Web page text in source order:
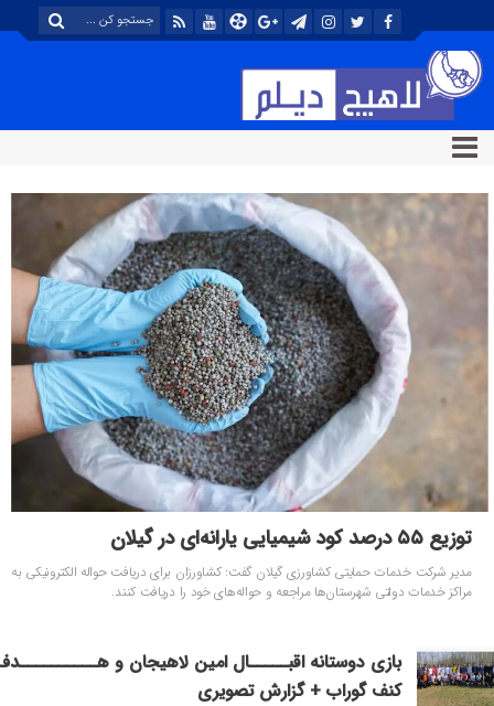
توزیع ۵۵ درصد کود شیمیایی یارانه‌ای در گیلان
مدیر شرکت خدمات حمایتی کشاورزی گیلان گفت: کشاورزان برای دریافت حواله الکترونیکی به
مراکز خدمات دولتی شهرستان‌ها مراجعه و حواله‌های خود را دریافت کنند.
بازی دوستانه اقبـــــال امین لاهیجان و
کنف گوراب + گزارش تصویری